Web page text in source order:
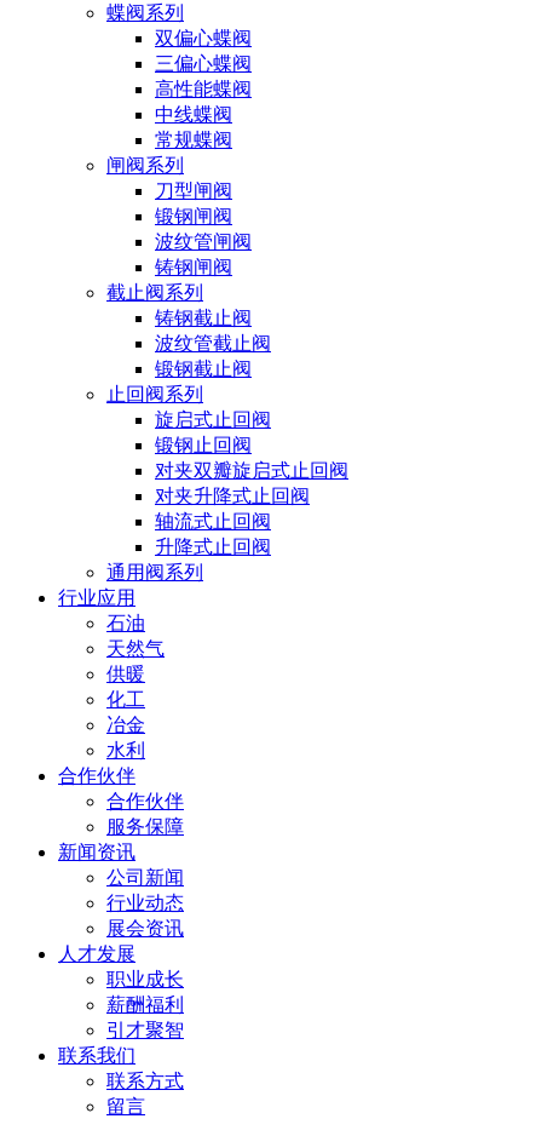
蝶阀系列
双偏心蝶阀
三偏心蝶阀
高性能蝶阀
中线蝶阀
常规蝶阀
闸阀系列
刀型闸阀
锻钢闸阀
波纹管闸阀
铸钢闸阀
截止阀系列
铸钢截止阀
波纹管截止阀
锻钢截止阀
止回阀系列
旋启式止回阀
锻钢止回阀
对夹双瓣旋启式止回阀
对夹升降式止回阀
轴流式止回阀
升降式止回阀
通用阀系列
行业应用
石油
天然气
供暖
化工
冶金
水利
合作伙伴
合作伙伴
服务保障
新闻资讯
公司新闻
行业动态
展会资讯
人才发展
职业成长
薪酬福利
引才聚智
联系我们
联系方式
留言